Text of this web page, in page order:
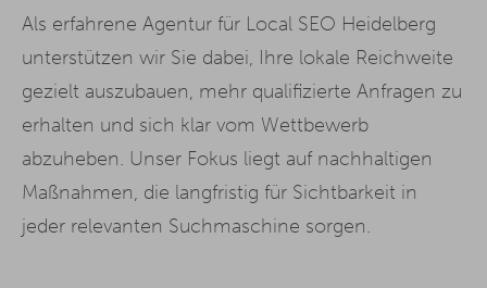
Als erfahrene Agentur für Local SEO Heidelberg
unterstützen wir Sie dabei, Ihre lokale Reichweite
gezielt auszubauen, mehr qualifizierte Anfragen zu
erhalten und sich klar vom Wettbewerb
abzuheben. Unser Fokus liegt auf nachhaltigen
Maßnahmen, die langfristig für Sichtbarkeit in
jeder relevanten Suchmaschine sorgen.